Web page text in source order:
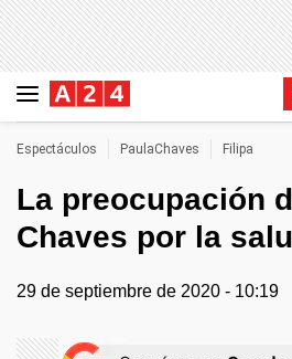
Espectáculos PaulaChaves Filipa
La preocupación
Chaves por la
29 de septiembre de 2020 - 10:19